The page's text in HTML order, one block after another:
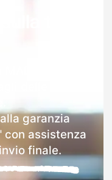
garanzia
assistenza
finale.